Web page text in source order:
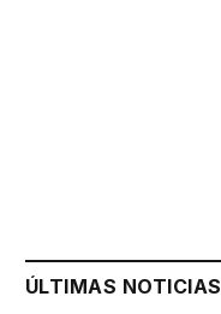
ÚLTIMAS NOTICIAS